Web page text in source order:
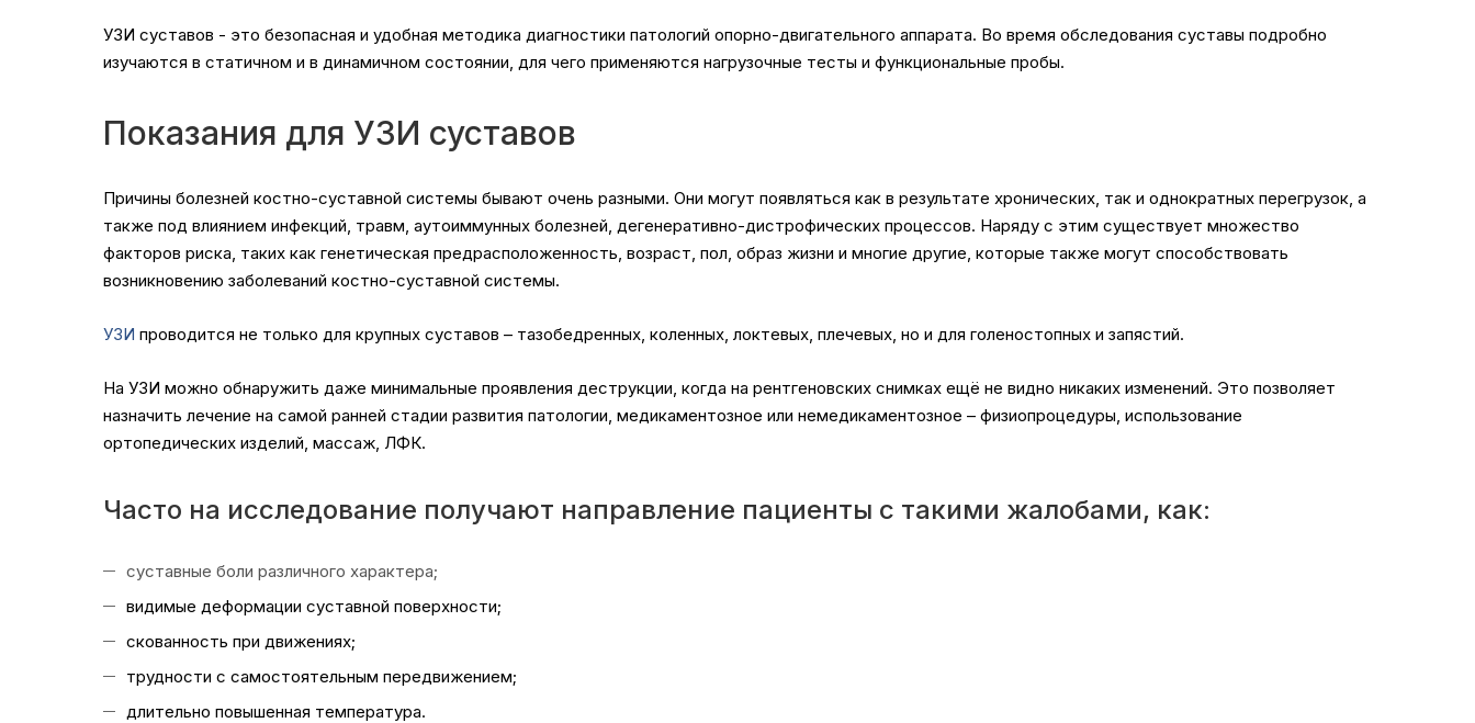
УЗИ суставов - это безопасная и удобная методика диагностики патологий опорно-двигательного аппарата. Во время обследования суставы подробно
изучаются в статичном и в динамичном состоянии, для чего применяются нагрузочные тесты и функциональные пробы.
Показания для УЗИ суставов
Причины болезней костно-суставной системы бывают очень разными. Они могут появляться как в результате хронических, так и однократных перегрузок, а
также под влиянием инфекций, травм, аутоиммунных болезней, дегенеративно-дистрофических процессов. Наряду с этим существует множество
факторов риска, таких как генетическая предрасположенность, возраст, пол, образ жизни и многие другие, которые также могут способствовать
возникновению заболеваний костно-суставной системы.
УЗИ проводится не только для крупных суставов – тазобедренных, коленных, локтевых, плечевых, но и для голеностопных и запястий.
На УЗИ можно обнаружить даже минимальные проявления деструкции, когда на рентгеновских снимках ещё не видно никаких изменений. Это позволяет
назначить лечение на самой ранней стадии развития патологии, медикаментозное или немедикаментозное – физиопроцедуры, использование
ортопедических изделий, массаж, ЛФК.
Часто на исследование получают направление пациенты с такими жалобами, как:
суставные боли различного характера;
видимые деформации суставной поверхности;
скованность при движениях;
трудности с самостоятельным передвижением;
длительно повышенная температура.